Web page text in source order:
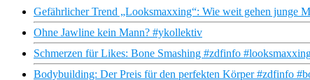
Gefährlicher Trend „Looksmaxxing“: Wie weit gehen junge
Ohne Jawline kein Mann? #ykollektiv
Schmerzen für Likes: Bone Smashing #zdfinfo
Bodybuilding: Der Preis für den perfekten Körper #zdfinfo